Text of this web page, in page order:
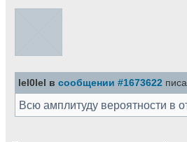
lel0lel в сообщении #1673622
Всю амплитуду вероятности в